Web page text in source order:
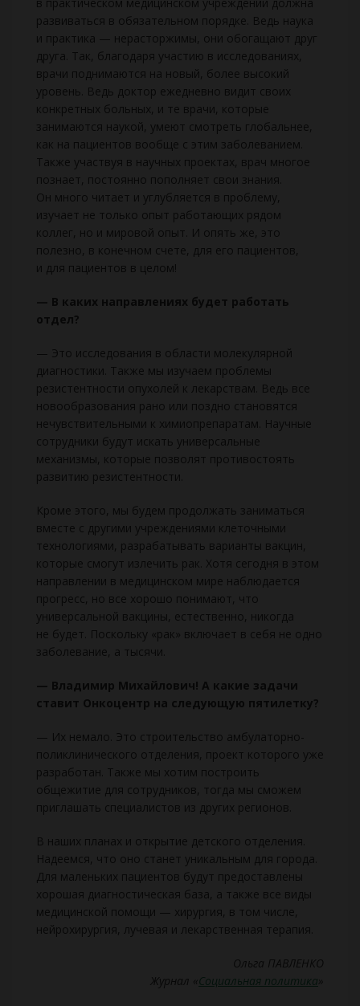
развиваться в обязательном порядке. Ведь наука
и практика — нерасторжимы, они обогащают друг
друга. Так, благодаря участию в исследованиях,
врачи поднимаются на новый, более высокий
уровень. Ведь доктор ежедневно видит своих
конкретных больных, и те врачи, которые
занимаются наукой, умеют смотреть глобальнее,
как на пациентов вообще с этим заболеванием.
Также участвуя в научных проектах, врач многое
познает, постоянно пополняет свои знания.
Он много читает и углубляется в проблему,
изучает не только опыт работающих рядом
коллег, но и мировой опыт. И опять же, это
полезно, в конечном счете, для его пациентов,
и для пациентов в целом!
— В каких направлениях будет работать
отдел?
— Это исследования в области молекулярной
диагностики. Также мы изучаем проблемы
резистентности опухолей к лекарствам. Ведь все
новообразования рано или поздно становятся
нечувствительными к химиопрепаратам. Научные
сотрудники будут искать универсальные
механизмы, которые позволят противостоять
развитию резистентности.
Кроме этого, мы будем продолжать заниматься
вместе с другими учреждениями клеточными
технологиями, разрабатывать варианты вакцин,
которые смогут излечить рак. Хотя сегодня в этом
направлении в медицинском мире наблюдается
прогресс, но все хорошо понимают, что
универсальной вакцины, естественно, никогда
не будет. Поскольку «рак» включает в себя не одно
заболевание, а тысячи.
— Владимир Михайлович! А какие задачи
ставит Онкоцентр на следующую пятилетку?
— Их немало. Это строительство амбулаторно-
поликлинического отделения, проект которого уже
разработан. Также мы хотим построить
общежитие для сотрудников, тогда мы сможем
приглашать специалистов из других регионов.
В наших планах и открытие детского отделения.
Надеемся, что оно станет уникальным для города.
Для маленьких пациентов будут предоставлены
хорошая диагностическая база, а также все виды
медицинской помощи — хирургия, в том числе,
нейрохирургия, лучевая и лекарственная терапия.
Ольга ПАВЛЕНКО
Журнал « Социальная политика»